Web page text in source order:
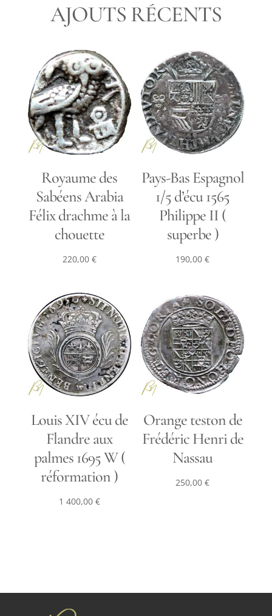
AJOUTS RÉCENTS
Royaume des
Sabéens Arabia
Félix drachme à la
chouette
220,00 €
Pays-Bas Espagnol
1/5 d’écu 1565
Philippe II (
superbe )
190,00€
Louis XIV écu de
Flandre aux
palmes 1695 W (
réformation )
1 400,00 €
Orange teston de
Frédéric Henri de
Nassau
250,00€